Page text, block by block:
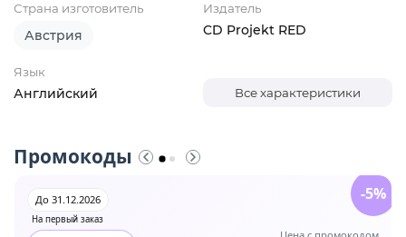
Страна изготовитель
Австрия
Издатель
CD Projekt RED
Язык
Английский Все характеристики
Промокоды
На первый заказ
До 31.12.2026 -5%